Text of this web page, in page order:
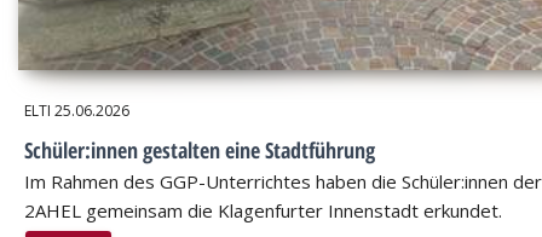
ELTI 25.06.2026
Schüler:innen gestalten eine Stadtführung
Im Rahmen des GGP-Unterrichtes haben die Schüler:innen der
2AHEL gemeinsam die Klagenfurter Innenstadt erkundet.